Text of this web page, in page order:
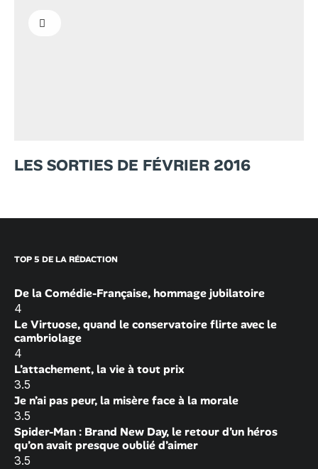
LES SORTIES DE FÉVRIER 2016
TOP 5 DE LA RÉDACTION
De la Comédie-Française, hommage jubilatoire
4
Le Virtuose, quand le conservatoire flirte avec le
cambriolage
4
L’attachement, la vie à tout prix
3.5
Je n’ai pas peur, la misère face à la morale
3.5
Spider-Man : Brand New Day, le retour d’un héros
qu’on avait presque oublié d’aimer
3.5